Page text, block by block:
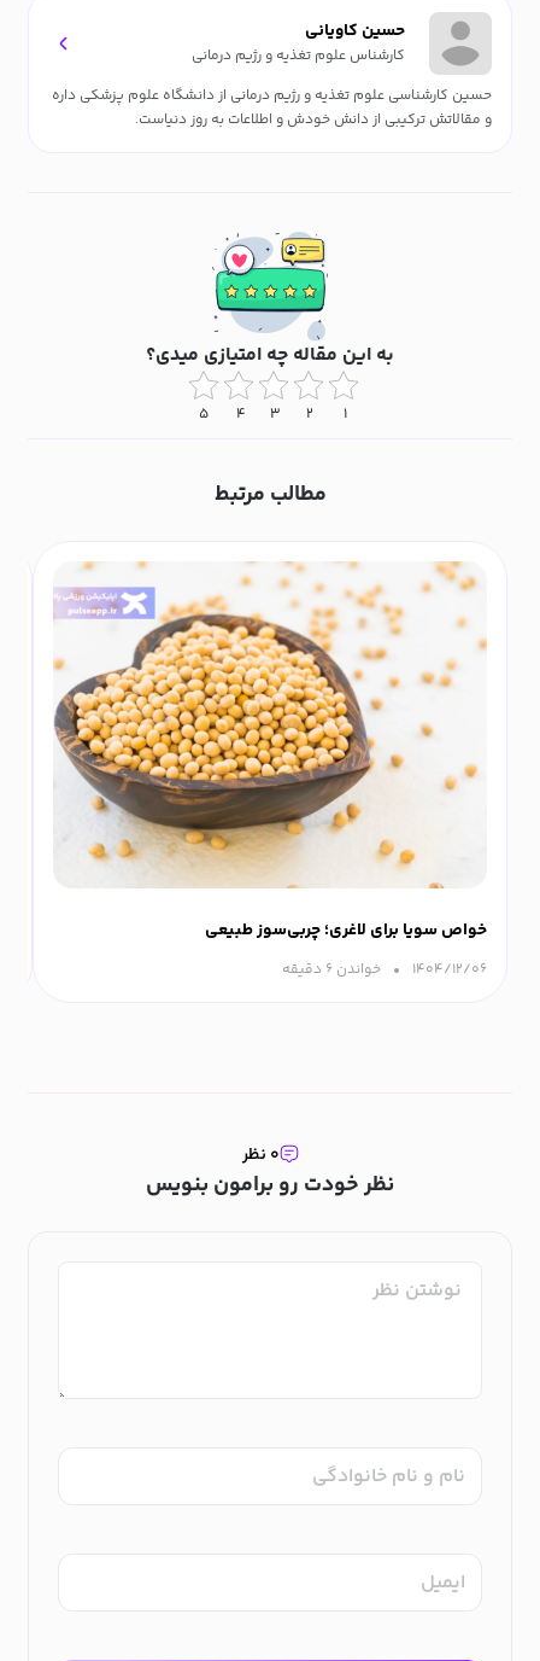
حسین کاویانی
کارشناس علوم تغذیه و رژیم درمانی
حسین کارشناسی علوم تغذیه و رژیم درمانی از دانشگاه علوم پزشکی داره
و مقالاتش ترکیبی از دانش خودش و اطلاعات به روز دنیاست.
به این مقاله چه امتیازی میدی؟
۱ ۲ ۳ ۴ ۵
مطالب مرتبط
خواص سویا برای لاغری؛ چربی‌سوز طبیعی
۱۴۰۴/۱۲/۰۶ خواندن ۶ دقیقه‌
نظر خودت رو برامون بنویس
۰ نظر
نام و نام خانوادگی
ایمیل